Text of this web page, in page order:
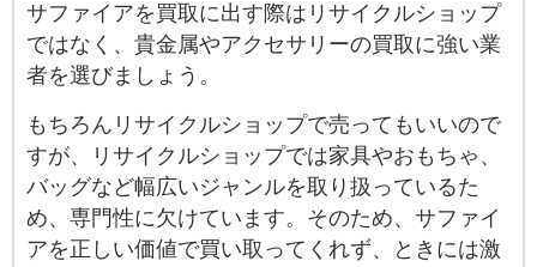
サファイアを買取に出す際はリサイクルショップ
ではなく、貴金属やアクセサリーの買取に強い業
者を選びましょう。
もちろんリサイクルショップで売ってもいいので
すが、リサイクルショップでは家具やおもちゃ、
バッグなど幅広いジャンルを取り扱っているた
め、専門性に欠けています。そのため、サファイ
アを正しい価値で買い取ってくれず、ときには激